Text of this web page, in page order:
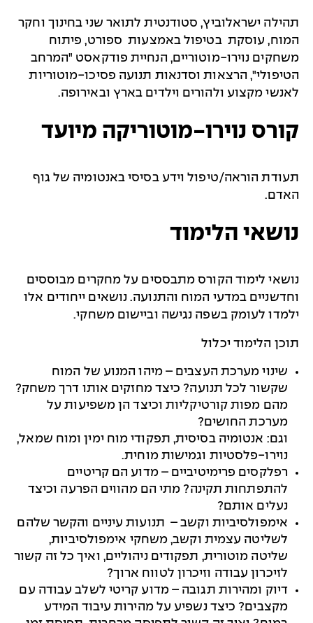
תהילה ישראלוביץ, סטודנטית לתואר שני בחינוך וחקר
המוח, עוסקת בטיפול באמצעות ספורט, פיתוח
משחקים נוירו-מוטוריים, הנחיית פודקאסט "המרחב
הטיפולי", הרצאות וסדנאות תנועה פסיכו-מוטוריות
לאנשי מקצוע ולהורים וילדים בארץ ובאירופה.
קורס נוירו-מוטוריקה מיועד
תעודת הוראה/טיפול וידע בסיסי באנטומיה של גוף
האדם.
נושאי הלימוד
נושאי לימוד הקורס מתבססים על מחקרים מבוססים
וחדשניים במדעי המוח והתנועה. נושאים ייחודים אלו
ילמדו לעומק בשפה נגישה וביישום משחקי.
תוכן הלימוד יכלול
שינוי מערכת העצבים – מיהו המנוע של המוח
שקשור לכל תנועה? כיצד מחזקים אותו דרך משחק?
מהם מפות קורטיקליות וכיצד הן משפיעות על
מערכת החושים?
וגם: אנטומיה בסיסית, תפקודי מוח ימין ומוח שמאל,
נוירו-פלסטיות וגמישות מוחית.
רפלקסים פרימיטיביים – מדוע הם קריטיים
להתפתחות תקינה? מתי הם מהווים הפרעה וכיצד
נעלים אותם?
אימפולסיביות וקשב – תנועות עיניים והקשר שלהם
לשליטה עצמית וקשב, משחקי אימפולסיביות,
שליטה מוטורית, תפקודים ניהוליים, ואיך כל זה קשור
לזיכרון עבודה וזיכרון לטווח ארוך?
דיוק ומהירות תגובה – מדוע קריטי לשלב עבודה עם
מקצבים? כיצד נשפיע על מהירות עיבוד המידע